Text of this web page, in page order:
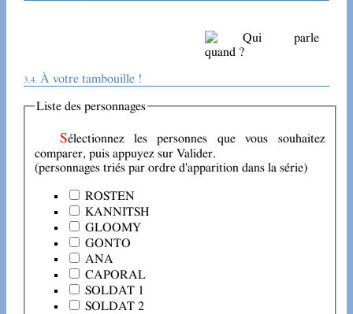
À votre tambouille !
Liste des personnages
Sélectionnez les personnes que vous souhaitez
comparer, puis appuyez sur Valider.
(personnages triés par ordre d'apparition dans la série)
ROSTEN
KANNITSH
GLOOMY
GONTO
ANA
CAPORAL
SOLDAT 1
SOLDAT 2